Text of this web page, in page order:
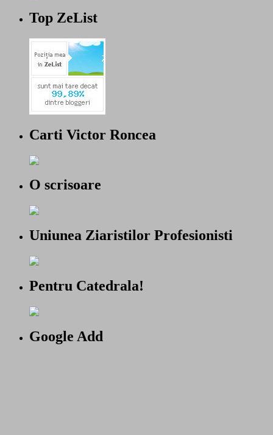
Top ZeList
Carti Victor Roncea
O scrisoare
Uniunea Ziaristilor Profesionisti
Pentru Catedrala!
Google Add